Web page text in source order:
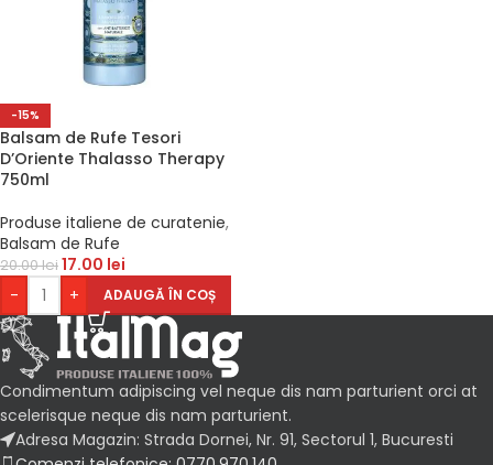
-15%
Balsam de Rufe Tesori
D’Oriente Thalasso Therapy
750ml
Produse italiene de curatenie,
Balsam de Rufe
20.00lei17.00 lei
-
+ ADAUGĂ ÎN COȘ
Condimentum adipiscing vel neque dis nam parturient orci at
scelerisque neque dis nam parturient.
Adresa Magazin: Strada Dornei, Nr. 91, Sectorul 1, Bucuresti